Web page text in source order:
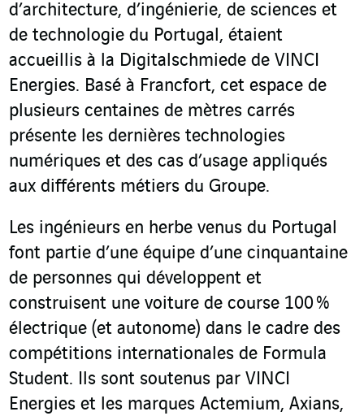
d’architecture, d’ingénierie, de sciences et
de technologie du Portugal, étaient
accueillis à la Digitalschmiede de VINCI
Energies. Basé à Francfort, cet espace de
plusieurs centaines de mètres carrés
présente les dernières technologies
numériques et des cas d’usage appliqués
aux différents métiers du Groupe.
Les ingénieurs en herbe venus du Portugal
font partie d’une équipe d’une cinquantaine
de personnes qui développent et
construisent une voiture de course 100 %
électrique (et autonome) dans le cadre des
compétitions internationales de Formula
Student. Ils sont soutenus par VINCI
Energies et les marques Actemium, Axians,